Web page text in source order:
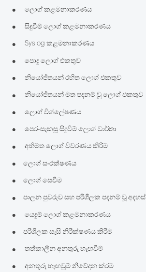
• ලොග් කළමනාකරණය
• සිදුවීම් ලොග් කළමනාකරණය
• Syslog කළමනාකරණය
• පොදු ලොග් එකතුව
• නියෝජිතයන් රහිත ලොග් එකතුව
• නියෝජිතයන් මත පදනම් වූ ලොග් එකතුව
• ලොග් විශ්ලේෂණය
• පෙර-සැකසූ සිදුවීම් ලොග් වාර්තා
• අභිමත ලොග් විවරණය කිරීම
• ලොග් සංරක්ෂණය
• ලොග් සෙවීම
• පාලන පුවරුව සහ පරිශීලක පදනම් වූ අදහස්
• යෙදුම් ලොග් කළමනාකරණය
• පරිශීලක සැසි නිරීක්ෂණය කිරීම
• තත්කාලීන අනතුරු හැඟවීම්
• අනතුරු හැඟවුම් නිවේදන ක්රම